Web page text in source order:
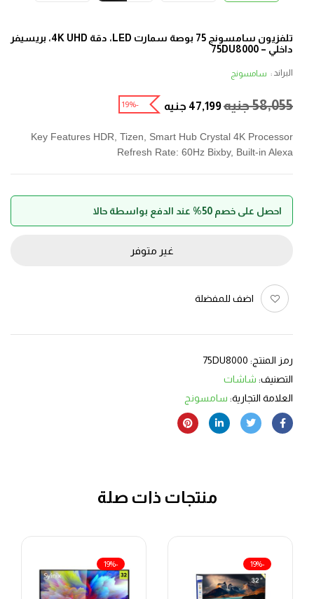
تلفزيون سامسونج 75 بوصة سمارت LED، دقة 4K UHD، بريسيفر
داخلي – 75DU8000
البراند : سامسونج
58,055جنيه47,199 جنيه -19%
Key Features HDR, Tizen, Smart Hub Crystal 4K Processor
Refresh Rate: 60Hz Bixby, Built-in Alexa
احصل على خصم 50% عند الدفع بواسطة حالا
غير متوفر
اضف للمفضلة
رمز المنتج: 75DU8000
التصنيف: شاشات
العلامة التجارية: سامسونج
منتجات ذات صلة
-19%
-19%